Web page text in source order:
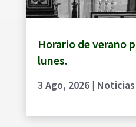
Horario de verano
lunes.
3 Ago, 2026| Noticias